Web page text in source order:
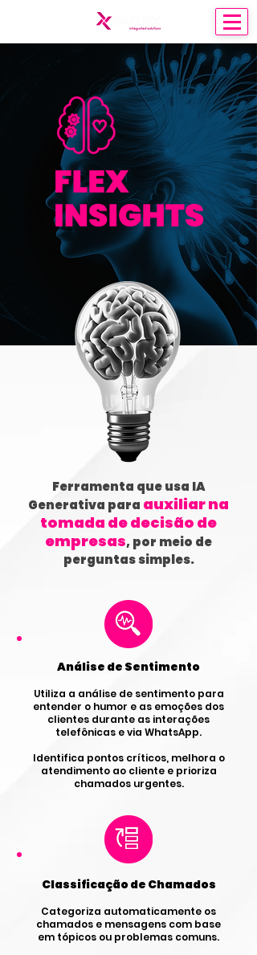
Ferramenta que usa IA
Generativa para auxiliar na
tomada de decisão de
empresas, por meio de
perguntas simples.
Análise de Sentimento
Utiliza a análise de sentimento para
entender o humor e as emoções dos
clientes durante as interações
telefônicas e via WhatsApp.
Identifica pontos críticos, melhora o
atendimento ao cliente e prioriza
chamados urgentes.
Classificação de Chamados
Categoriza automaticamente os
chamados e mensagens com base
em tópicos ou problemas comuns.